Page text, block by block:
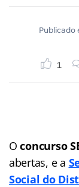
Publicado
1
Oconcurso
abertas, e a
Social do